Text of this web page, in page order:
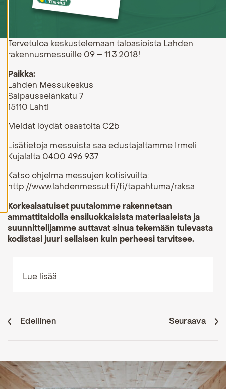
ä
k
s
k
a
i
k
k
i
v
s
t
e
t
Tervetuloa keskustelemaan taloasioista Lahden
rakennusmessuille 09 – 11.3.2018!
Paikka:
Lahden Messukeskus
Salpausselänkatu 7
15110 Lahti
Meidät löydät osastolta C2b
Lisätietoja messuista saa edustajaltamme Irmeli
Kujalalta 0400 496 937
Katso ohjelma messujen kotisivuilta:
http://www.lahdenmessut.fi/fi/tapahtuma/raksa
Korkealaatuiset puutalomme rakennetaan
ammattitaidolla ensiluokkaisista materiaaleista ja
suunnittelijamme auttavat sinua tekemään tulevasta
kodistasi juuri sellaisen kuin perheesi tarvitsee.
Lue lisää
Edellinen Seuraava